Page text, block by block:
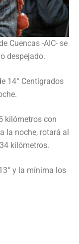
Cuencas -AIC- se
despejado.
14° Centígrados
kilómetros con
la noche, rotará al
kilómetros.
y la mínima los